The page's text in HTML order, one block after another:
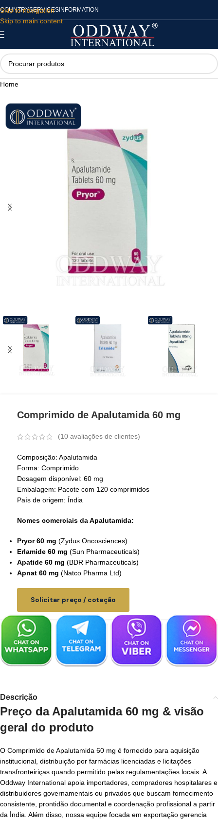
Skip to navigation
Skip to main content
COUNTRYSERVICES INFORMATION
Home
Comprimido de Apalutamida 60 mg
(10 avaliações de clientes)
Composição: Apalutamida
Forma: Comprimido
Dosagem disponível: 60 mg
Embalagem: Pacote com 120 comprimidos
País de origem: Índia
Nomes comerciais da Apalutamida:
Pryor 60 mg (Zydus Oncosciences)
Erlamide 60 mg (Sun Pharmaceuticals)
Apatide 60 mg (BDR Pharmaceuticals)
Apnat 60 mg (Natco Pharma Ltd)
Solicitar preço / cotação
Descrição
Preço da Apalutamida 60 mg & visão
geral do produto
O Comprimido de Apalutamida 60 mg é fornecido para aquisição
institucional, distribuição por farmácias licenciadas e licitações
transfronteiriças quando permitido pelas regulamentações locais. A
Oddway International apoia importadores, compradores hospitalares e
distribuidores governamentais ou privados que buscam fornecimento
consistente, prontidão documental e coordenação profissional a partir
da Índia. Além disso, nossa equipe focada em exportação gerencia